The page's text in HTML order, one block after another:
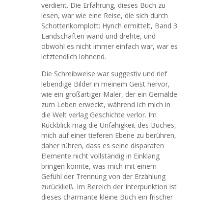
verdient. Die Erfahrung, dieses Buch zu
lesen, war wie eine Reise, die sich durch
Schottenkomplott: Hynch ermittelt, Band 3
Landschaften wand und drehte, und
obwohl es nicht immer einfach war, war es
letztendlich lohnend.
Die Schreibweise war suggestiv und rief
lebendige Bilder in meinem Geist hervor,
wie ein großartiger Maler, der ein Gemälde
zum Leben erweckt, während ich mich in
die Welt verlag Geschichte verlor. Im
Rückblick mag die Unfähigkeit des Buches,
mich auf einer tieferen Ebene zu berühren,
daher rühren, dass es seine disparaten
Elemente nicht vollständig in Einklang
bringen konnte, was mich mit einem
Gefühl der Trennung von der Erzählung
zurückließ. Im Bereich der Interpunktion ist
dieses charmante kleine Buch ein frischer